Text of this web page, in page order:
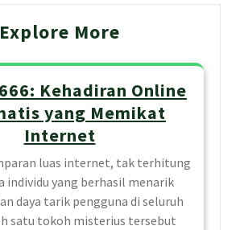
Explore More
Kehadiran Online
yang Memikat
Internet
luas internet, tak terhitung
individu yang berhasil menarik
daya tarik pengguna di seluruh
satu tokoh misterius tersebut